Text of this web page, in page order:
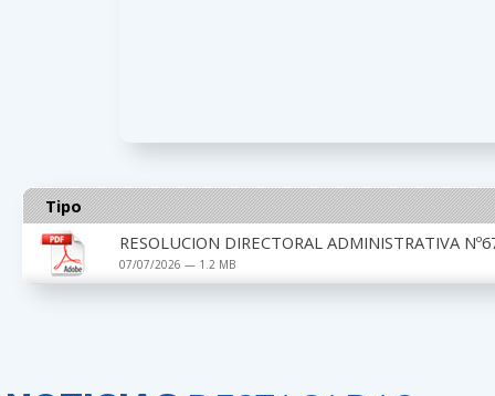
Tipo
RESOLUCION DIRECTORAL ADMINISTRATIVA
07/07/2026 — 1.2 MB